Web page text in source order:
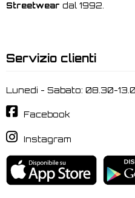
Streetwear dal 1992.
Servizio clienti
Lunedi - Sabato: 08.30-
Facebook
Instagram